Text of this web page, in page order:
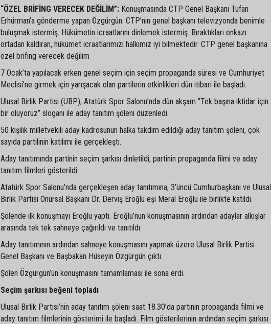
“ÖZEL BRİFİNG VERECEK DEĞİLİM”: Konuşmasında CTP Genel Başkanı Tufan
Erhürman’a gönderme yapan Özgürgün: CTP’nin genel başkanı televizyonda benimle
buluşmak istermiş. Hükümetin icraatlarını dinlemek istermiş. Bıraktıkları enkazı
ortadan kaldıran, hükümet icraatlarımızı halkımız iyi bilmektedir. CTP genel başkanına
özel brifing verecek değilim
7 Ocak’ta yapılacak erken genel seçim için seçim propaganda süresi ve Cumhuriyet
Meclisi’ne girmek için yarışacak olan partilerin etkinlikleri dün itibari ile başladı.
Ulusal Birlik Partisi (UBP), Atatürk Spor Salonu’nda dün akşam “Tek başına iktidar için
bir oluyoruz” sloganı ile aday tanıtım şöleni düzenledi.
50 kişilik milletvekili aday kadrosunun halka takdim edildiği aday tanıtım şöleni, çok
sayıda partilinin katılımı ile gerçekleşti.
Aday tanıtımında partinin seçim şarkısı dinletildi, partinin propaganda filmi ve aday
tanıtım filmleri gösterildi.
Atatürk Spor Salonu’nda gerçekleşen aday tanıtımına, 3’üncü Cumhurbaşkanı ve Ulusal
Birlik Partisi Onursal Başkanı Dr. Derviş Eroğlu eşi Meral Eroğlu ile birlikte katıldı.
Şölende ilk konuşmayı Eroğlu yaptı. Eroğlu’nun konuşmasının ardından adaylar alkışlar
arasında tek tek sahneye çağırıldı ve tanıtıldı.
Aday tanıtımının ardından sahneye konuşmasını yapmak üzere Ulusal Birlik Partisi
Genel Başkanı ve Başbakan Hüseyin Özgürgün çıktı.
Şölen Özgürgün’ün konuşmasını tamamlaması ile sona erdi.
Seçim şarkısı beğeni topladı
Ulusal Birlik Partisi’nin aday tanıtım şöleni saat 18.30’da partinin propaganda filmi ve
aday tanıtım filmlerinin gösterimi ile başladı. Film gösterilerinin ardından seçim şarkısı